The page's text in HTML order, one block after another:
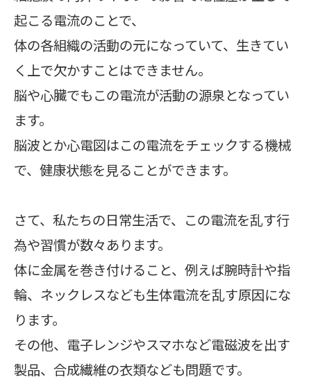
起こる電流のことで、
体の各組織の活動の元になっていて、生きてい
く上で欠かすことはできません。
脳や心臓でもこの電流が活動の源泉となってい
ます。
脳波とか心電図はこの電流をチェックする機械
で、健康状態を見ることができます。
さて、私たちの日常生活で、この電流を乱す行
為や習慣が数々あります。
体に金属を巻き付けること、例えば腕時計や指
輪、ネックレスなども生体電流を乱す原因にな
ります。
その他、電子レンジやスマホなど電磁波を出す
製品、合成繊維の衣類なども問題です。